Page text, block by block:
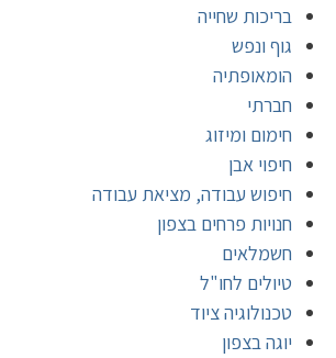
בריכות שחייה
גוף ונפש
הומאופתיה
חברתי
חימום ומיזוג
חיפוי אבן
חיפוש עבודה, מציאת עבודה
חנויות פרחים בצפון
חשמלאים
טיולים לחו"ל
טכנולוגיה ציוד
יוגה בצפון